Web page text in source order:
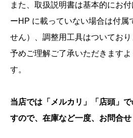
また、取扱説明書は基本的にお
ーHP に載っていない場合は付属
せん）、調整用工具はついており
予めご理解ご了承いただきます
す。
当店では「メルカリ」「店頭」
すので、在庫など一度、お問合せ